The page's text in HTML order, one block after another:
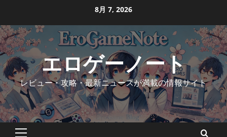
content
8月 7, 2026
エロゲーノート
レビュー・攻略・最新ニュースが満載の情報サイト